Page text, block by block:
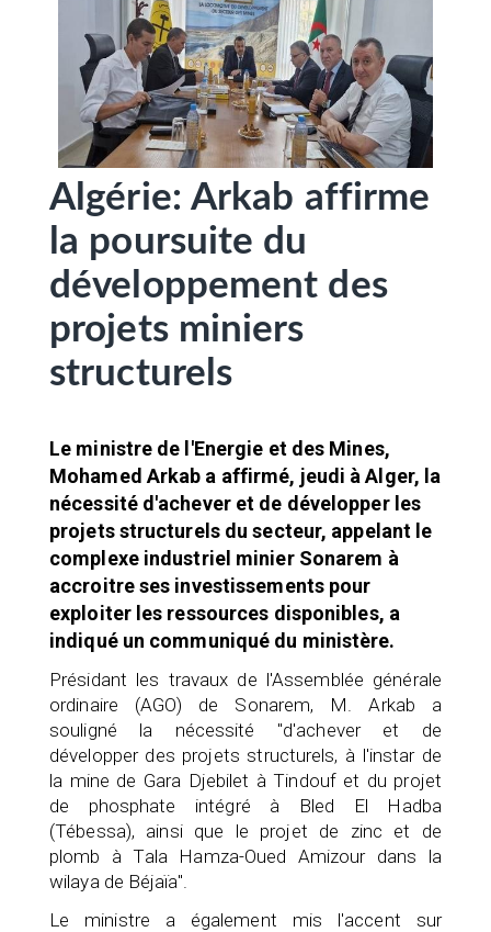
Algérie: Arkab affirme
la poursuite du
développement des
projets miniers
structurels
Le ministre de l'Energie et des Mines,
Mohamed Arkab a affirmé, jeudi à Alger, la
nécessité d'achever et de développer les
projets structurels du secteur, appelant le
complexe industriel minier Sonarem à
accroitre ses investissements pour
exploiter les ressources disponibles, a
indiqué un communiqué du ministère.
Présidant les travaux de l'Assemblée générale
ordinaire (AGO) de Sonarem, M. Arkab a
souligné la nécessité "d'achever et de
développer des projets structurels, à l'instar de
la mine de Gara Djebilet à Tindouf et du projet
de phosphate intégré à Bled El Hadba
(Tébessa), ainsi que le projet de zinc et de
plomb à Tala Hamza-Oued Amizour dans la
wilaya de Béjaïa".
Le ministre a également mis l'accent sur